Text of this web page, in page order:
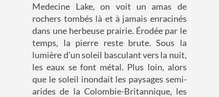
Medecine Lake, on voit un amas de
rochers tombés là et à jamais enracinés
dans une herbeuse prairie. Érodée par le
temps, la pierre reste brute. Sous la
lumière d’un soleil basculant vers la nuit,
les eaux se font métal. Plus loin, alors
que le soleil inondait les paysages semi-
arides de la Colombie-Britannique, les